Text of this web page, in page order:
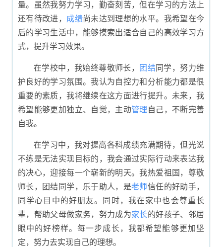
量。虽然我努力学习，勤奋刻苦，但在学习的方法上
还有待改进， 成绩尚未达到理想的水平。我希望在今
后的学习生活中，能够摸索出适合自己的高效学习方
式，提升学习效果。
在学校中，我始终尊敬师长， 团结 同学，努力维
护良好的学习氛围。我认为自控力和分析能力都是很
重要的素质，我将继续在这方面进行提升。未来，我
希望能够更加独立、自觉，主动管理 自己，不断完善
自我。
在学习中，我对提高各科成绩充满期待，但光说
不练是无法实现目标的，我会通过实际行动来表达我
的决心，迎接每一个崭新的明天。我热爱祖国，尊敬
师长，团结同学，乐于助人，是老师信任的好助手，
同学心目中的好朋友。同时，我在家中也会尊重长
辈，帮助父母做家务，努力成为家长的好孩子、邻居
眼中的好榜样。每一步成长，我都希望能够更加坚
定，努力去实现自己的理想。